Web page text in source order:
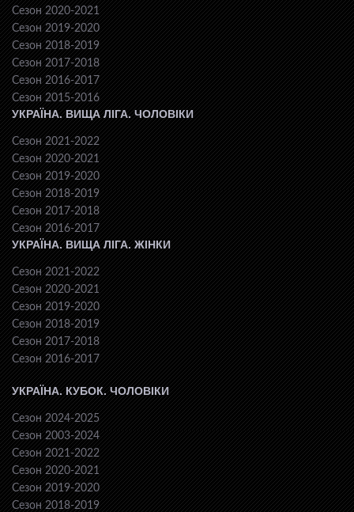
Сезон 2020-2021
Сезон 2019-2020
Сезон 2018-2019
Сезон 2017-2018
Сезон 2016-2017
Сезон 2015-2016
УКРАЇНА. ВИЩА ЛІГА. ЧОЛОВІКИ
Сезон 2021-2022
Сезон 2020-2021
Сезон 2019-2020
Сезон 2018-2019
Сезон 2017-2018
Сезон 2016-2017
УКРАЇНА. ВИЩА ЛІГА. ЖІНКИ
Сезон 2021-2022
Сезон 2020-2021
Сезон 2019-2020
Сезон 2018-2019
Сезон 2017-2018
Сезон 2016-2017
УКРАЇНА. КУБОК. ЧОЛОВІКИ
Сезон 2024-2025
Сезон 2003-2024
Сезон 2021-2022
Сезон 2020-2021
Сезон 2019-2020
Сезон 2018-2019